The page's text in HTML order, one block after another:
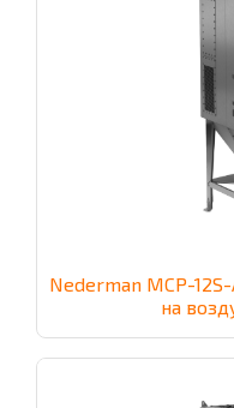
Nederman MCP-
на